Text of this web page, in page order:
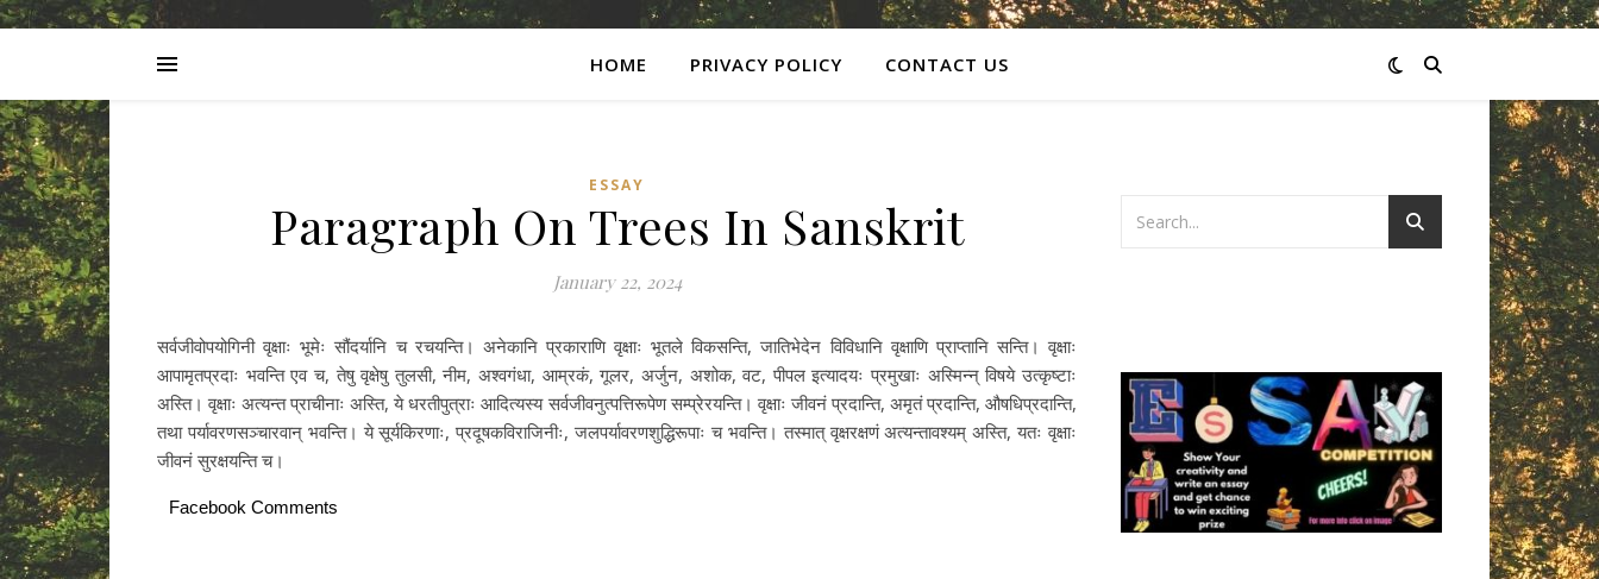
HOME PRIVACY POLICY CONTACT US
ESSAY
Paragraph On Trees In Sanskrit
January 22, 2024
सर्वजीवोपयोगिनी वृक्षाः भूमेः सौंदर्यानि च रचयन्ति। अनेकानि प्रकाराणि वृक्षाः भूतले विकसन्ति, जातिभेदेन विविधानि वृक्षाणि प्राप्तानि सन्ति। वृक्षाः
आपामृतप्रदाः भवन्ति एव च, तेषु वृक्षेषु तुलसी, नीम, अश्वगंधा, आम्रकं, गूलर, अर्जुन, अशोक, वट, पीपल इत्यादयः प्रमुखाः अस्मिन्न् विषये उत्कृष्टाः
अस्ति। वृक्षाः अत्यन्त प्राचीनाः अस्ति, ये धरतीपुत्राः आदित्यस्य सर्वजीवनुत्पत्तिरूपेण सम्प्रेरयन्ति। वृक्षाः जीवनं प्रदान्ति, अमृतं प्रदान्ति, औषधिप्रदान्ति,
तथा पर्यावरणसञ्चारवान् भवन्ति। ये सूर्यकिरणाः, प्रदूषकविराजिनीः, जलपर्यावरणशुद्धिरूपाः च भवन्ति। तस्मात् वृक्षरक्षणं अत्यन्तावश्यम् अस्ति, यतः वृक्षाः
जीवनं सुरक्षयन्ति च।
Facebook Comments